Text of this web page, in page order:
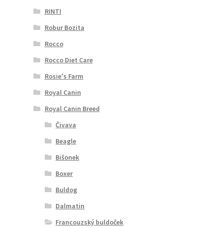
RINTI
Robur Bozita
Rocco
Rocco Diet Care
Rosie's Farm
Royal Canin
Royal Canin Breed
Čivava
Beagle
Bišonek
Boxer
Buldog
Dalmatin
Francouzský buldoček